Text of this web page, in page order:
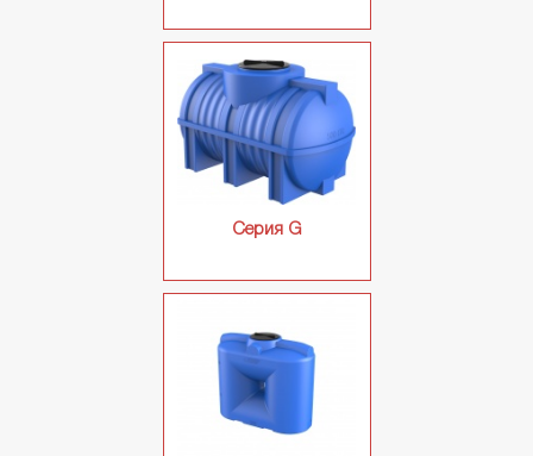
Ведра круглые
Ведра прямоугольные
Ведра строительные
ПАЛЛЕТЫ ПЛАСТИКОВЫЕ
Паллеты размер 800
Серия G